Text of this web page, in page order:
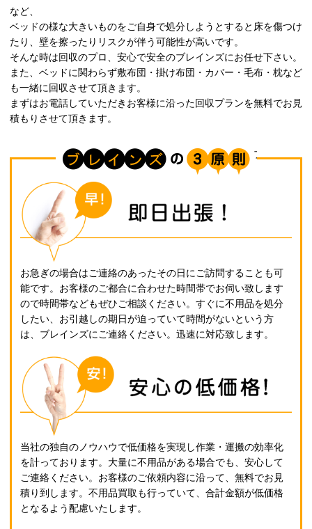
など、
ベッドの様な大きいものをご自身で処分しようとすると床を傷つけ
たり、壁を擦ったりリスクが伴う可能性が高いです。
そんな時は回収のプロ、安心で安全のブレインズにお任せ下さい。
また、ベッドに関わらず敷布団・掛け布団・カバー・毛布・枕など
も一緒に回収させて頂きます。
まずはお電話していただきお客様に沿った回収プランを無料でお見
積もりさせて頂きます。
ブレインズ
お急ぎの場合はご連絡のあったその日にご訪問することも可
能です。お客様のご都合に合わせた時間帯でお伺い致します
ので時間帯などもぜひご相談ください。すぐに不用品を処分
したい、お引越しの期日が迫っていて時間がないという方
は、ブレインズにご連絡ください。迅速に対応致します。
当社の独自のノウハウで低価格を実現し作業・運搬の効率化
を計っております。大量に不用品がある場合でも、安心して
ご連絡ください。お客様のご依頼内容に沿って、無料でお見
積り到します。不用品買取も行っていて、合計金額が低価格
となるよう配慮いたします。